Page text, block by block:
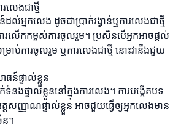
រលេងជាថ្មី
ល់អ្នកលេង ដូចជាប្រាក់រង្វាន់ឬការលេងជាថ្មី
ារលើកកម្ពស់ការចូលរួម។ ប្រសិនបើអ្នកអាចផ្តល់
រាប់ការចូលរួម ឬការលេងជាថ្មី នោះវានឹងជួយ
ធន៍ផ្ទាល់ខ្លួន
ទំនងផ្ទាល់ខ្លួននៅក្នុងការលេង។ ការបង្កើតបទ
ញ្ញាណផ្ទាល់ខ្លួន អាចជួយធ្វើឲ្យអ្នកលេងមាន
ន។